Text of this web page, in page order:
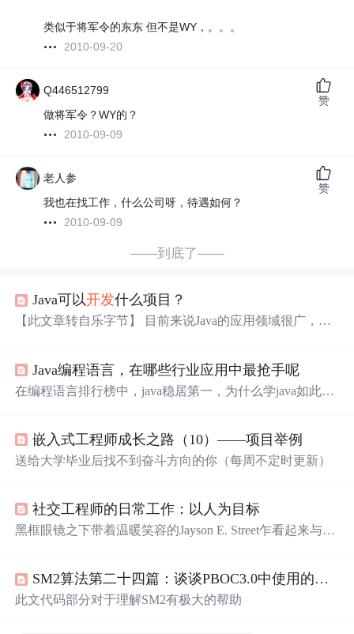
类似于将军令的东东 但不是WY，。。。
2010-09-20
Q446512799
做将军令？WY的？
2010-09-09
赞
老人参
我也在找工作，什么公司呀，待遇如何？
2010-09-09
赞
——到底了——
Java可以开发什么项目？
【此文章转自乐字节】 目前来说Java的应用领域很广，可
都是Java，当然其他语言也有用到，基于Java 的 HBase和
Accumulo以及ElasticSearchas。但Java在此领域并未占太大
va应用在哪里，打开你的安卓手机或者任何的App，它们
完
Java编程语言，在哪些行业应用中最抢手呢
在编程语言排行榜中，java稳居第一，为什么学java如此流
120/6511/56bb6d5b-ce8f-3ccd-bbca-61e20cd2e11e.jpg[/img] 当
你在安装 Java 在你的桌面时会得到答案，或者 Orac...
嵌入式工程师成长之路（10）——项目举例
送给大学毕业后找不到奋斗方向的你（每周不定时更新）
社交工程师的日常工作：以人为目标
黑框眼镜之下带着温暖笑容的Jayson E. Street乍看起来与电
确实是名黑客，而且专门以人为目标。 Street是一名欺诈高
手——一位社交工程师，专业从事安全意识与物理违规方
SM2算法第二十四篇：谈谈PBOC3.0中使用的国密SM2算法
此文代码部分对于理解SM2有极大的帮助